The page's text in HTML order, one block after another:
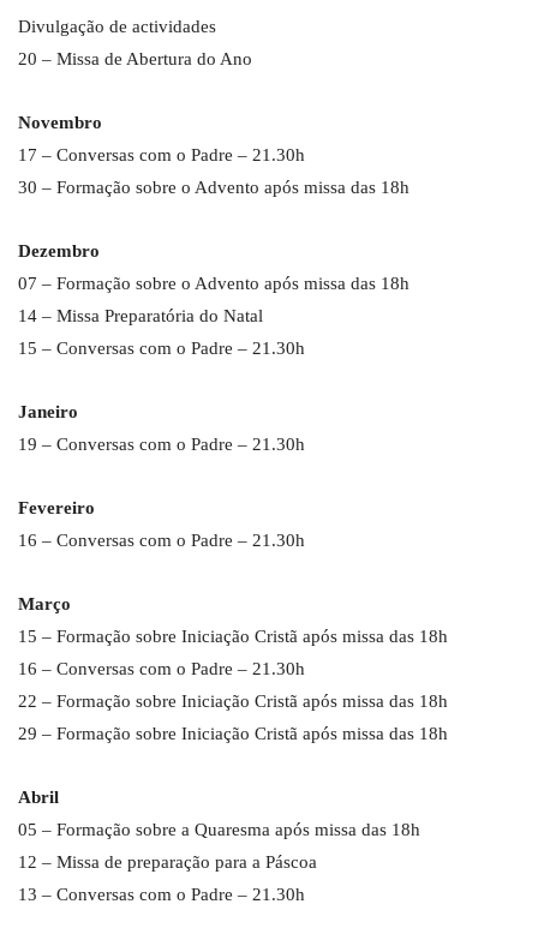
Divulgação de actividades
20 – Missa de Abertura do Ano
Novembro
17 – Conversas com o Padre – 21.30h
30 – Formação sobre o Advento após missa das 18h
Dezembro
07 – Formação sobre o Advento após missa das 18h
14 – Missa Preparatória do Natal
15 – Conversas com o Padre – 21.30h
Janeiro
19 – Conversas com o Padre – 21.30h
Fevereiro
16 – Conversas com o Padre – 21.30h
Março
15 – Formação sobre Iniciação Cristã após missa das 18h
16 – Conversas com o Padre – 21.30h
22 – Formação sobre Iniciação Cristã após missa das 18h
29 – Formação sobre Iniciação Cristã após missa das 18h
Abril
05 – Formação sobre a Quaresma após missa das 18h
12 – Missa de preparação para a Páscoa
13 – Conversas com o Padre – 21.30h